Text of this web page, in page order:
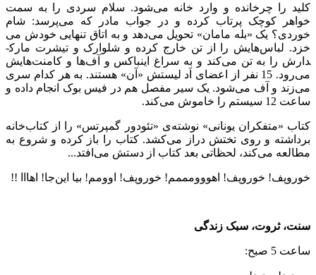
کلید را چرخانده و وارد خانه می‌شود. سلام سردی را به سمت
خواهر کوچک پرتاب کرده و در جواب مادر که می‌پرسد: شام
خوردی؟ یک «بله مامان» تحویل می­‌دهد و به اتاق تنهایی خودش می­‌
خزد. لباس­‌هایش را از تن خارج کرده و شلوارک و تی­شرت مارک­
دارش را به تن می­‌کند و به سراغ اینباکس و آف‌­ها و کامنت‌هایش
می‌رود. 15 نفر از اعضای اَد لیستش «آن» هستند. به هر کدام سری
می‌زند و آف می‌­شود. یک سیر مفصل هم در فیس بوک انجام داده و
ساعت 12 سیستم را خاموش می­‌کند.
کتاب «متفکران یونانی» نوشته‌ی «تئودور گمپرتس» را از کتاب‌خانه
برداشته و روی تختش دراز می­‌کشد. کتاب را باز کرده و شروع به
مطالعه می­‌کند، لحظاتی بعد کتاب از دستش می‌­افتد...
خوروپف! خوروپف! اهووومممم! خوروپف! اوومم! بیا این‌جا! اهااا !!
سنت، ثروت، سبک زندگی
ساعت 5 صبح: